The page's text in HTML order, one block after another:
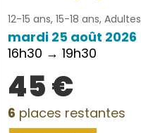
12-15 ans, 15-18 ans, Adultes
mardi 25 août 2026
16h30 → 19h30
45 €
6 places restantes